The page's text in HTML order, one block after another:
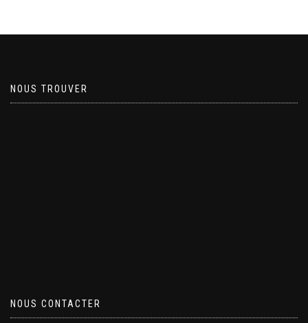
NOUS TROUVER
NOUS CONTACTER